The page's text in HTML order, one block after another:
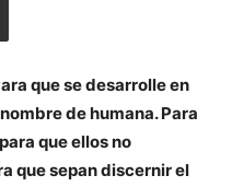
que se desarrolle en
de humana. Para
que ellos no
que sepan discernir el